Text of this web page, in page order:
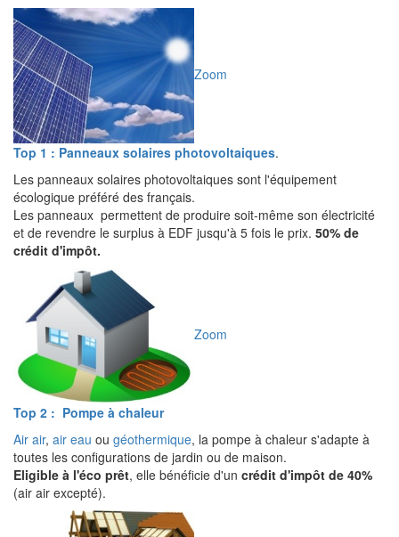
Zoom
Top 1 : Panneaux solaires photovoltaiques.
Les panneaux solaires photovoltaiques sont l'équipement
écologique préféré des français.
Les panneaux permettent de produire soit-même son électricité
et de revendre le surplus à EDF jusqu'à 5 fois le prix. 50% de
crédit d'impôt.
Zoom
Top 2 : Pompe à chaleur
Air air, air eau ou géothermique, la pompe à chaleur s'adapte à
toutes les configurations de jardin ou de maison.
Eligible à l'éco prêt, elle bénéficie d'un crédit d'impôt de 40%
(air air excepté).